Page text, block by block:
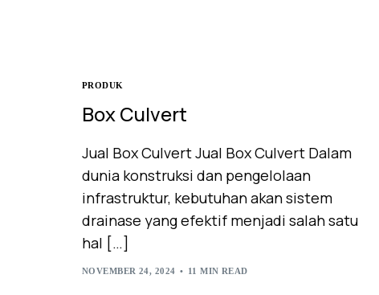
PRODUK
Box Culvert
Jual Box Culvert Jual Box Culvert Dalam
dunia konstruksi dan pengelolaan
infrastruktur, kebutuhan akan sistem
drainase yang efektif menjadi salah satu
hal […]
NOVEMBER 24, 2024 11 MIN READ